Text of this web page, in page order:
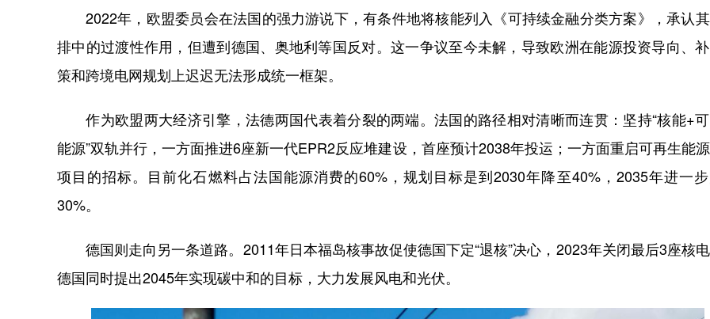
2022年，欧盟委员会在法国的强力游说下，有条件地将核能列入《可持续金融分类方案》，承认
排中的过渡性作用，但遭到德国、奥地利等国反对。这一争议至今未解，导致欧洲在能源投资导向、
策和跨境电网规划上迟迟无法形成统一框架。
作为欧盟两大经济引擎，法德两国代表着分裂的两端。法国的路径相对清晰而连贯：坚持“核能+
能源”双轨并行，一方面推进6座新一代EPR2反应堆建设，首座预计2038年投运；一方面重启可再生能
项目的招标。目前化石燃料占法国能源消费的60%，规划目标是到2030年降至40%，2035年进一
30%。
德国则走向另一条道路。2011年日本福岛核事故促使德国下定“退核”决心，2023年关闭最后3座核
德国同时提出2045年实现碳中和的目标，大力发展风电和光伏。